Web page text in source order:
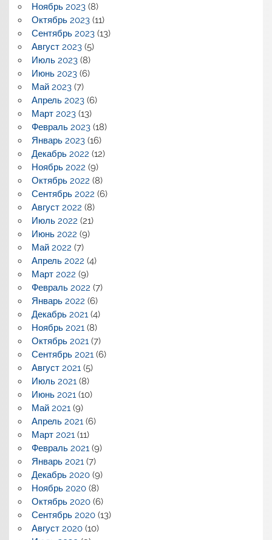
Ноябрь 2023(8)
Октябрь 2023(11)
Сентябрь 2023(13)
Август 2023(5)
Июль 2023(8)
Июнь 2023(6)
Май 2023(7)
Апрель 2023(6)
Март 2023(13)
Февраль 2023(18)
Январь 2023(16)
Декабрь 2022 (12)
Ноябрь 2022 (9)
Октябрь 2022 (8)
Сентябрь 2022 (6)
Август 2022 (8)
Июль 2022 (21)
Июнь 2022 (9)
Май 2022 (7)
Апрель 2022 (4)
Март 2022 (9)
Февраль 2022 (7)
Январь 2022 (6)
Декабрь 2021(4)
Ноябрь 2021(8)
Октябрь 2021(7)
Сентябрь 2021(6)
Август 2021(5)
Июль 2021(8)
Июнь 2021(10)
Май 2021(9)
Апрель 2021(6)
Март 2021(11)
Февраль 2021(9)
Январь 2021(7)
Декабрь 2020(9)
Ноябрь 2020(8)
Октябрь 2020(6)
Сентябрь 2020(13)
Август 2020(10)